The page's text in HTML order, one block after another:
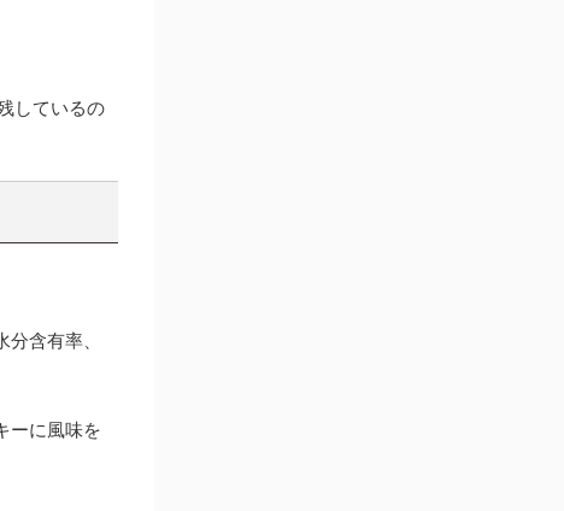
しているの
含有率、
ーに風味を